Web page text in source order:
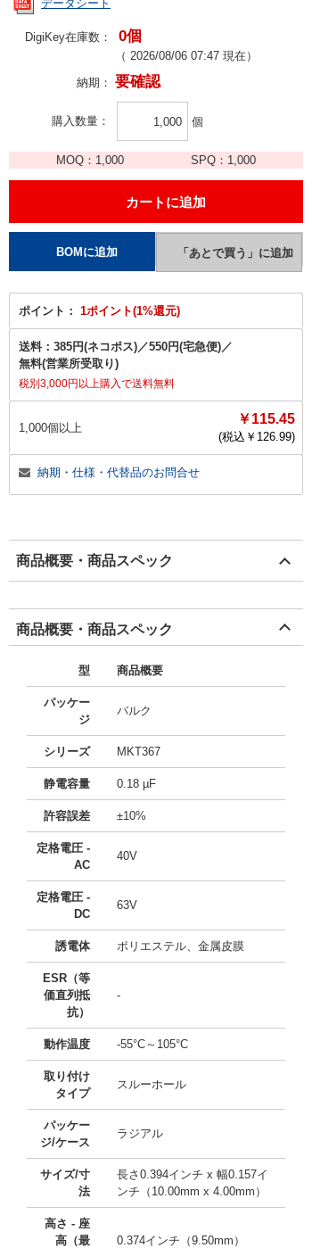
データシート
DigiKey在庫数： 0個
（ 2026/08/06 07:47 現在）
納期： 要確認
購入数量 個
MOQ： 1,000 SPQ： 1,000
ポイント： 1ポイント(1%還元)
送料： 385円(ネコポス)／550円(宅急便)／
無料(営業所受取り)
税別3,000円以上購入で送料無料
1,000個以上
￥115.45
(税込￥ 126.99)
納期・仕様・代替品のお問合せ
商品概要・商品スペック
商品概要・商品スペック
型 商品概要
パッケー
ジ
バルク
シリーズ MKT367
静電容量 0.18 µF
許容誤差 ±10%
定格電圧 -
AC
40V
定格電圧 -
DC
63V
誘電体 ポリエステル、金属皮膜
ESR（等
価直列抵
抗）
-
動作温度 -55°C～105°C
取り付け
タイプ
スルーホール
パッケー
ジ/ケース
ラジアル
サイズ/寸
法
長さ0.394インチ x 幅0.157イ
ンチ（10.00mm x 4.00mm）
高さ - 座
高（最
0.374インチ（9.50mm）